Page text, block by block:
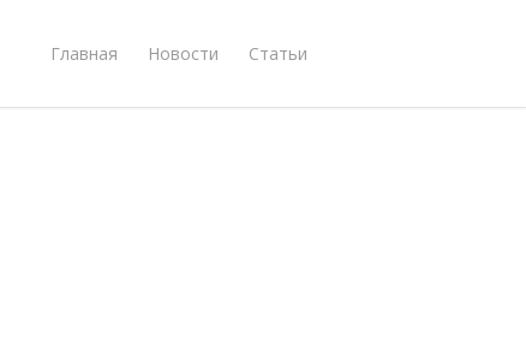
Главная Новости Статьи